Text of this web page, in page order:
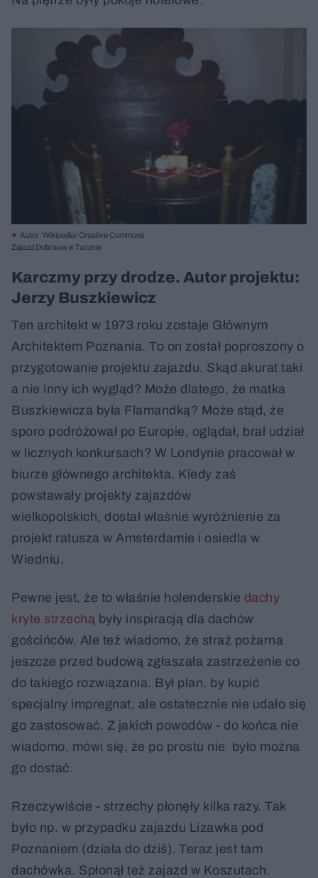
Autor: Wikipedia/ Creative Commons
Zajazd Dobrawa w Tucznie
Karczmy przy drodze. Autor projektu:
Jerzy Buszkiewicz
Ten architekt w 1973 roku zostaje Głównym
Architektem Poznania. To on został poproszony o
przygotowanie projektu zajazdu. Skąd akurat taki
a nie inny ich wygląd? Może dlatego, że matka
Buszkiewicza była Flamandką? Może stąd, że
sporo podróżował po Europie, oglądał, brał udział
w licznych konkursach? W Londynie pracował w
biurze głównego architekta. Kiedy zaś
powstawały projekty zajazdów
wielkopolskich, dostał właśnie wyróżnienie za
projekt ratusza w Amsterdamie i osiedla w
Wiedniu.
Pewne jest, że to właśnie holenderskie dachy
kryte strzechą były inspiracją dla dachów
gościńców. Ale też wiadomo, że straż pożarna
jeszcze przed budową zgłaszała zastrzeżenie co
do takiego rozwiązania. Był plan, by kupić
specjalny impregnat, ale ostatecznie nie udało się
go zastosować. Z jakich powodów - do końca nie
wiadomo, mówi się, że po prostu nie było można
go dostać.
Rzeczywiście - strzechy płonęły kilka razy. Tak
było np. w przypadku zajazdu Lizawka pod
Poznaniem (działa do dziś). Teraz jest tam
dachówka. Spłonął też zajazd w Koszutach.